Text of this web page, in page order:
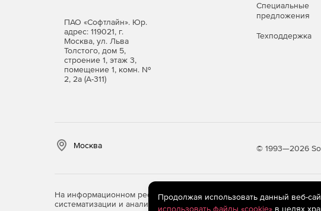
ПАО «Софтлайн». Юр.
адрес: 119021, г.
Москва, ул. Льва
Толстого, дом 5,
строение 1, этаж 3,
помещение 1, комн. №
2, 2а (А-311)
Специальные
предложения
Техподдержка
Москва © 1993—2026
На информационном ресурсе store.softline.ru применяются
систематизации и анализа сведений, относящихся к
Продолжая использовать данный веб-
использовать файлы «cookie»в целях